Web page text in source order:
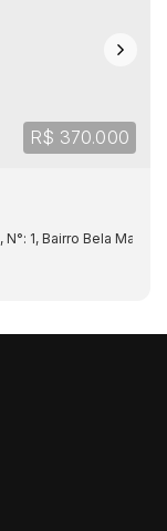
R$ 370.000
, N°: 1, Bairro Bela Marina